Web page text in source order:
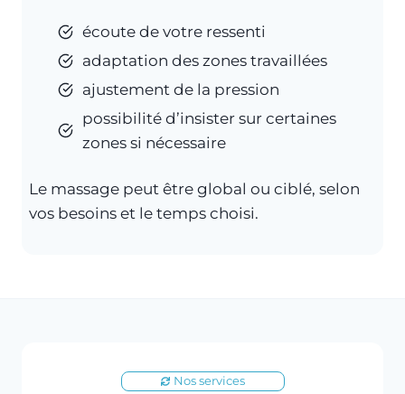
écoute de votre ressenti
adaptation des zones travaillées
ajustement de la pression
possibilité d’insister sur certaines
zones si nécessaire
Le massage peut être global ou ciblé, selon
vos besoins et le temps choisi.
Nos services